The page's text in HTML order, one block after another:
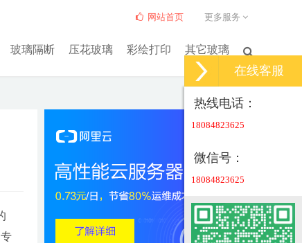
玻璃隔断 压花玻璃 彩绘打印 其它玻璃
网站首页 更多服务
在线客服
热线电话：
18084823625
微信号：
18084823625